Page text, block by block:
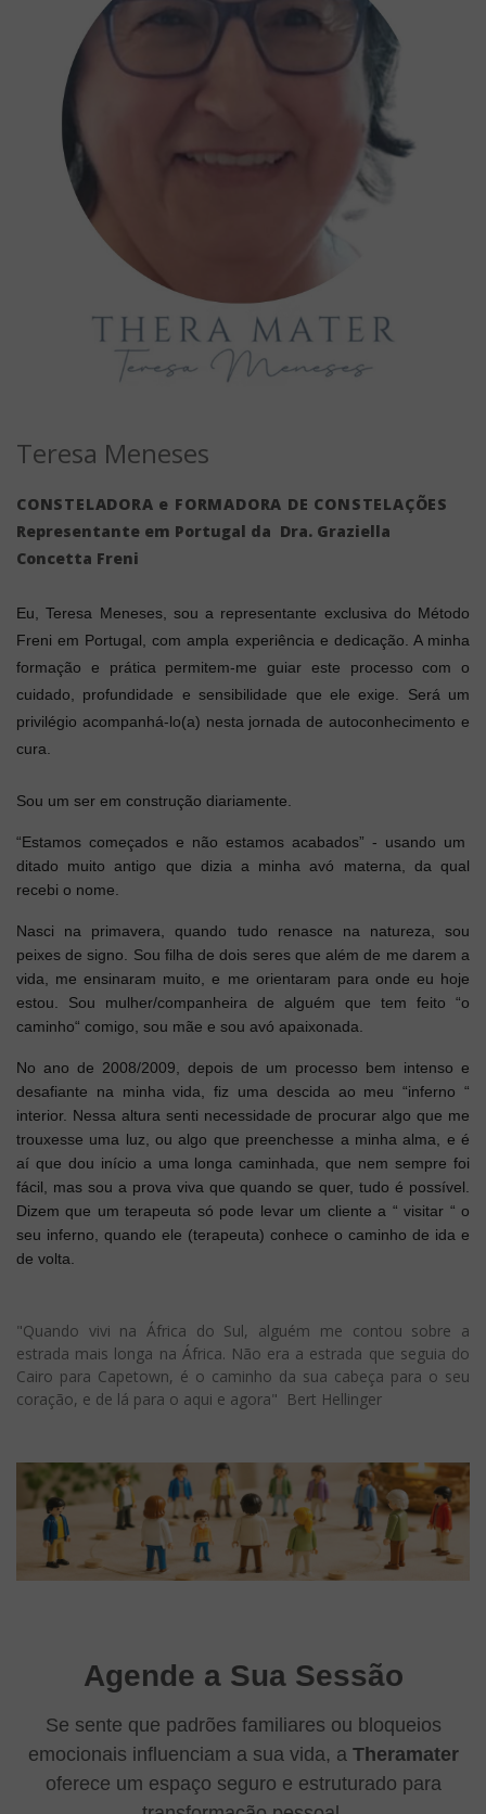
Teresa Meneses
CONSTELADORA e FORMADORA DE CONSTELAÇÕES
Representante em Portugal da Dra. Graziella
Concetta Freni
Eu, Teresa Meneses, sou a representante exclusiva do Método
Freni em Portugal, com ampla experiência e dedicação. A minha
formação e prática permitem-me guiar este processo com o
cuidado, profundidade e sensibilidade que ele exige. Será um
privilégio acompanhá-lo(a) nesta jornada de autoconhecimento e
cura.
Sou um ser em construção diariamente.
“Estamos começados e não estamos acabados” - usando um
ditado muito antigo que dizia a minha avó materna, da qual
recebi o nome.
Nasci na primavera, quando tudo renasce na natureza, sou
peixes de signo. Sou filha de dois seres que além de me darem a
vida, me ensinaram muito, e me orientaram para onde eu hoje
estou. Sou mulher/companheira de alguém que tem feito “o
caminho“ comigo, sou mãe e sou avó apaixonada.
No ano de 2008/2009, depois de um processo bem intenso e
desafiante na minha vida, fiz uma descida ao meu “inferno “
interior. Nessa altura senti necessidade de procurar algo que me
trouxesse uma luz, ou algo que preenchesse a minha alma, e é
aí que dou início a uma longa caminhada, que nem sempre foi
fácil, mas sou a prova viva que quando se quer, tudo é possível.
Dizem que um terapeuta só pode levar um cliente a “ visitar “ o
seu inferno, quando ele (terapeuta) conhece o caminho de ida e
de volta.
"Quando vivi na África do Sul, alguém me contou sobre a
estrada mais longa na África. Não era a estrada que seguia do
Cairo para Capetown, é o caminho da sua cabeça para o seu
coração, e de lá para o aqui e agora" Bert Hellinger
Agende a Sua Sessão
Se sente que padrões familiares ou bloqueios
emocionais influenciam a sua vida, a Theramater
oferece um espaço seguro e estruturado para